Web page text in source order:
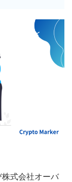
式会社オーバ